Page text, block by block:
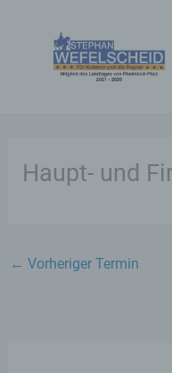
Haupt- und
← Vorheriger Termin